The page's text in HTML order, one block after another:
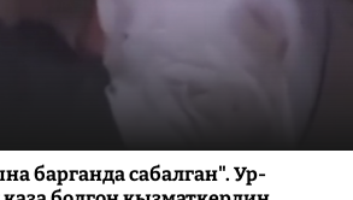
барганда сабалган". Ур-